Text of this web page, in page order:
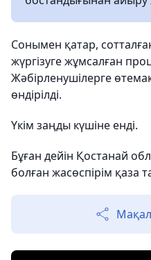
Сонымен қатар,
жүргізуге жұмсалған
Жәбірленушілерге
өндірілді.
Үкім заңды күшіне енді.
Бұған дейін Қостанай
болған жасөспірім қаза